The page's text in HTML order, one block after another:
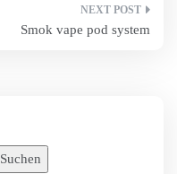
Smok vape pod system
Suchen